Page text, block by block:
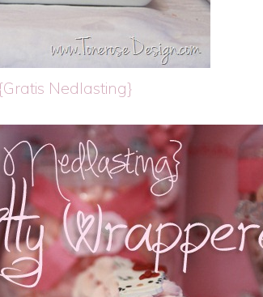
Nedlasting}